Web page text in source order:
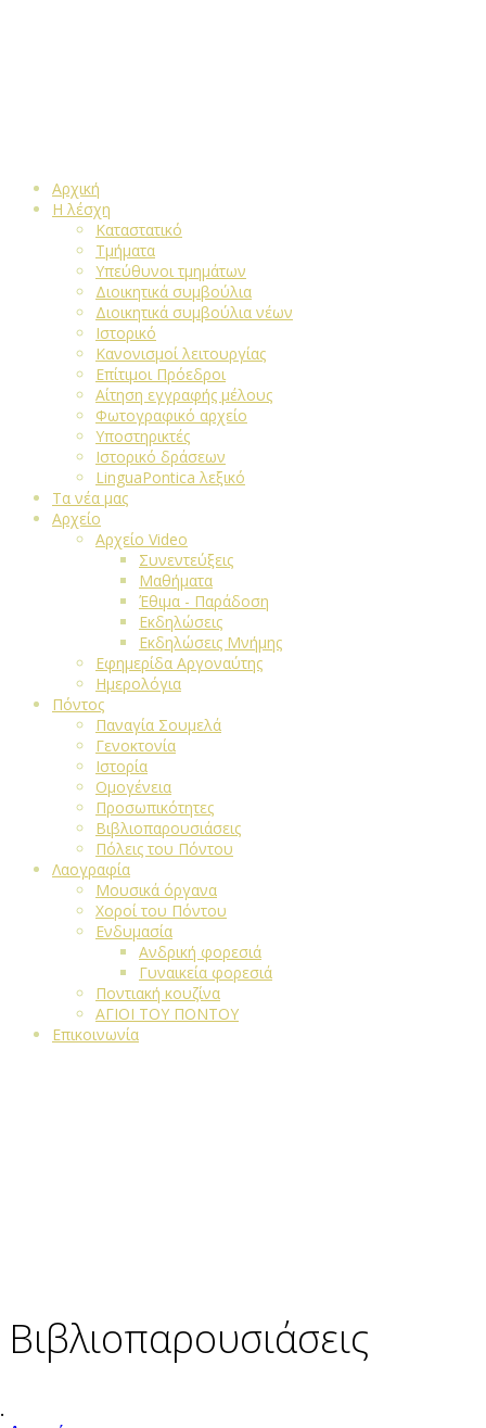
Αρχική
Η λέσχη
Καταστατικό
Τμήματα
Υπεύθυνοι τμημάτων
Διοικητικά συμβούλια
Διοικητικά συμβούλια νέων
Ιστορικό
Κανονισμοί λειτουργίας
Επίτιμοι Πρόεδροι
Αίτηση εγγραφής μέλους
Φωτογραφικό αρχείο
Υποστηρικτές
Ιστορικό δράσεων
LinguaPontica λεξικό
Τα νέα μας
Αρχείο
Αρχείο Video
Συνεντεύξεις
Μαθήματα
Έθιμα - Παράδοση
Εκδηλώσεις
Εκδηλώσεις Μνήμης
Εφημερίδα Αργοναύτης
Ημερολόγια
Πόντος
Παναγία Σουμελά
Γενοκτονία
Ιστορία
Ομογένεια
Προσωπικότητες
Βιβλιοπαρουσιάσεις
Πόλεις του Πόντου
Λαογραφία
Μουσικά όργανα
Χοροί του Πόντου
Ενδυμασία
Ανδρική φορεσιά
Γυναικεία φορεσιά
Ποντιακή κουζίνα
ΑΓΙΟΙ ΤΟΥ ΠΟΝΤΟΥ
Επικοινωνία
Βιβλιοπαρουσιάσεις